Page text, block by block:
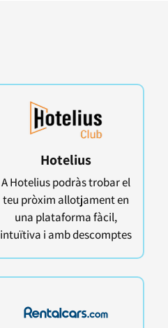
Hotelius
A Hotelius podràs trobar el
teu pròxim allotjament en
una plataforma fàcil,
intuïtiva i amb descomptes